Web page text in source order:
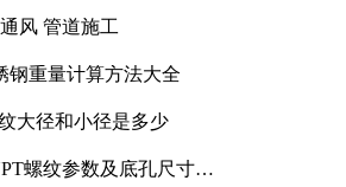
风 管道施工
钢重量计算方法大全
大径和小径是多少
螺纹参数及底孔尺寸详